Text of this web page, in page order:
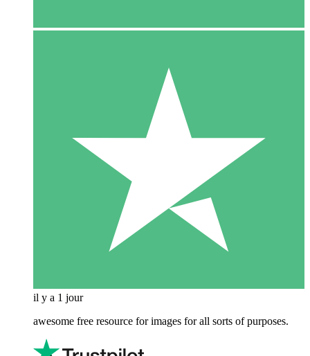
il y a 1 jour
awesome free resource for images for all sorts of purposes.